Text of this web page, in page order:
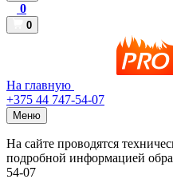
0
0
На главную
+375 44 747-54-07
Меню
На сайте проводятся
подробной информацией
54-07